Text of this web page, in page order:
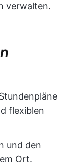
verwalten.
flexiblen
und den
Ort.